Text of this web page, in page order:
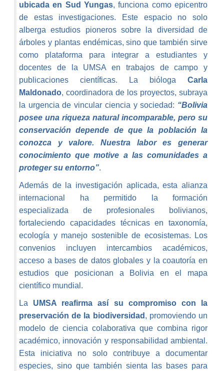
ubicada en Sud Yungas, funciona como epicentro
de estas investigaciones. Este espacio no solo
alberga estudios pioneros sobre la diversidad de
árboles y plantas endémicas, sino que también sirve
como plataforma para integrar a estudiantes y
docentes de la UMSA en trabajos de campo y
publicaciones científicas. La bióloga Carla
Maldonado, coordinadora de los proyectos, subraya
la urgencia de vincular ciencia y sociedad: “Bolivia
posee una riqueza natural incomparable, pero su
conservación depende de que la población la
conozca y valore. Nuestra labor es generar
conocimiento que motive a las comunidades a
proteger su entorno”.
Además de la investigación aplicada, esta alianza
internacional ha permitido la formación
especializada de profesionales bolivianos,
fortaleciendo capacidades técnicas en taxonomía,
ecología y manejo sostenible de ecosistemas. Los
convenios incluyen intercambios académicos,
acceso a bases de datos globales y la coautoría en
estudios que posicionan a Bolivia en el mapa
científico mundial.
La UMSA reafirma así su compromiso con la
preservación de la biodiversidad , promoviendo un
modelo de ciencia colaborativa que combina rigor
académico, innovación y responsabilidad ambiental.
Esta iniciativa no solo contribuye a documentar
especies, sino que también sienta las bases para